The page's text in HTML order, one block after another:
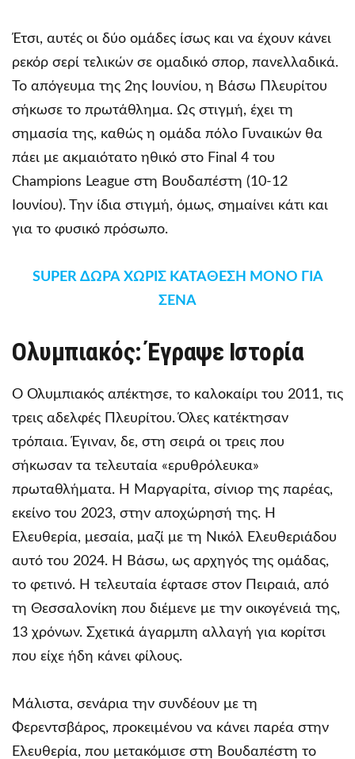
Έτσι, αυτές οι δύο ομάδες ίσως και να έχουν κάνει
ρεκόρ σερί τελικών σε ομαδικό σπορ, πανελλαδικά.
Το απόγευμα της 2ης Ιουνίου, η Βάσω Πλευρίτου
σήκωσε το πρωτάθλημα. Ως στιγμή, έχει τη
σημασία της, καθώς η ομάδα πόλο Γυναικών θα
πάει με ακμαιότατο ηθικό στο Final 4 του
Champions League στη Βουδαπέστη (10-12
Ιουνίου). Την ίδια στιγμή, όμως, σημαίνει κάτι και
για το φυσικό πρόσωπο.
SUPER ΔΩΡΑ ΧΩΡΙΣ ΚΑΤΑΘΕΣΗ ΜΟΝΟ ΓΙΑ
ΣΕΝΑ
Ολυμπιακός: Έγραψε Ιστορία
Ο Ολυμπιακός απέκτησε, το καλοκαίρι του 2011, τις
τρεις αδελφές Πλευρίτου. Όλες κατέκτησαν
τρόπαια. Έγιναν, δε, στη σειρά οι τρεις που
σήκωσαν τα τελευταία «ερυθρόλευκα»
πρωταθλήματα. Η Μαργαρίτα, σίνιορ της παρέας,
εκείνο του 2023, στην αποχώρησή της. Η
Ελευθερία, μεσαία, μαζί με τη Νικόλ Ελευθεριάδου
αυτό του 2024. Η Βάσω, ως αρχηγός της ομάδας,
το φετινό. Η τελευταία έφτασε στον Πειραιά, από
τη Θεσσαλονίκη που διέμενε με την οικογένειά της,
13 χρόνων. Σχετικά άγαρμπη αλλαγή για κορίτσι
που είχε ήδη κάνει φίλους.
Μάλιστα, σενάρια την συνδέουν με τη
Φερεντσβάρος, προκειμένου να κάνει παρέα στην
Ελευθερία, που μετακόμισε στη Βουδαπέστη το